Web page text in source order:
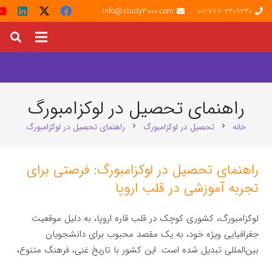
001-778-3409340
info@study3000.com
راهنمای تحصیل در لوکزامبورگ
خانه chevron_right تحصیل در لوکزامبورگ chevron_right راهنمای تحصیل در لوکزامبورگ
راهنمای تحصیل در لوکزامبورگ: فرصتی برای
تجربه آموزشی در قلب اروپا
لوکزامبورگ، کشوری کوچک در قلب قاره اروپا، به دلیل موقعیت
جغرافیایی ویژه خود، به یک مقصد محبوب برای دانشجویان
بین‌المللی تبدیل شده است. این کشور با تاریخ غنی، فرهنگ متنوع،